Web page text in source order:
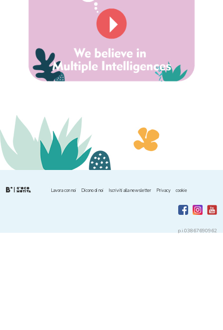
Lavora con noi Dicono di noi Iscriviti alla newsletter Privacy cookie
p.i.03867690962